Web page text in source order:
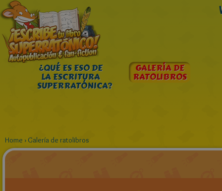
¿QUÉ ES ESO DE
LA ESCRITURA
SUPERRATÓNICA?
GALERÍA DE
RATOLIBROS
Home › Galería de ratolibros